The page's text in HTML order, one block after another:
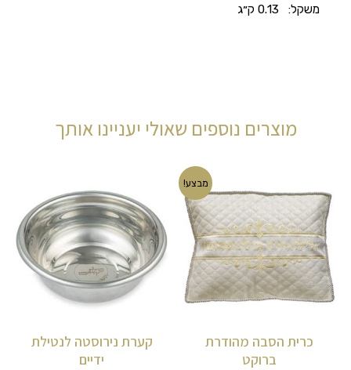
משקל:
מוצרים נוספים שאולי יעניינו אותך
מבצע!
כרית הסבה מהודרת
ברוקט
המקורי
היה:
₪115.00.
המחיר
הנוכחי
הוא:
₪90.00.
קערת נירוסטה לנטילת
ידיים